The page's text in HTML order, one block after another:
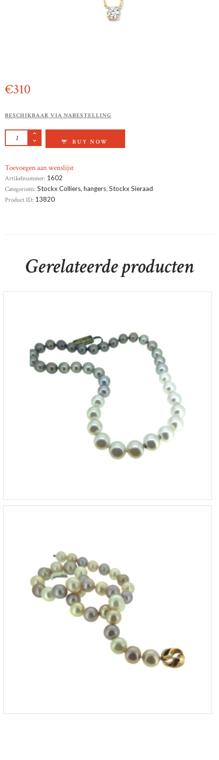
€310
BESCHIKBAAR VIA NABESTELLING
GEELGOUD COLLIER AANTAL
BUY NOW
Toevoegen aan wenslijst
Artikelnummer: 1602
Categorieën: Stockx Colliers, hangers,Stockx Sieraad
Product ID: 13820
Gerelateerde producten